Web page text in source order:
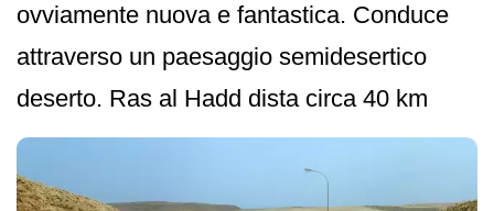
ovviamente nuova e fantastica. Conduce
attraverso un paesaggio semidesertico
deserto. Ras al Hadd dista circa 40 km